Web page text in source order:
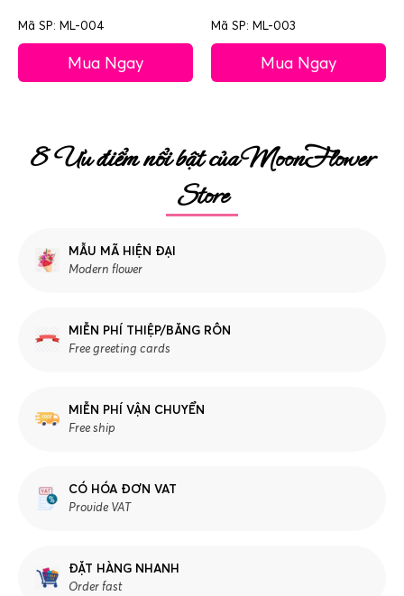
Mã SP: ML-004
Mua Ngay
Mã SP: ML-003
Mua Ngay
8 Ưu điểm nổi bật của MoonFlower
Store
MẪU MÃ HIỆN ĐẠI
Modern flower
MIỄN PHÍ THIỆP/BĂNG RÔN
Free greeting cards
MIỄN PHÍ VẬN CHUYỂN
Free ship
CÓ HÓA ĐƠN VAT
Provide VAT
ĐẶT HÀNG NHANH
Order fast